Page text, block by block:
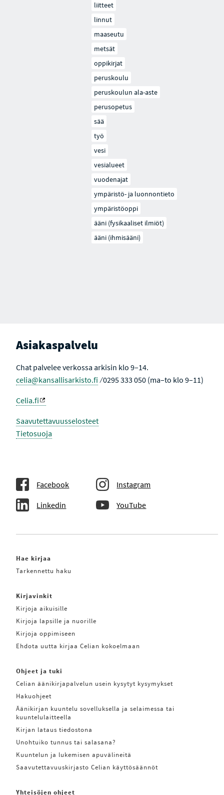
liitteet
linnut
maaseutu
metsät
oppikirjat
peruskoulu
peruskoulun ala-aste
perusopetus
sää
työ
vesi
vesialueet
vuodenajat
ympäristö- ja luonnontieto
ympäristöoppi
ääni (fysikaaliset ilmiöt)
ääni (ihmisääni)
Asiakaspalvelu
Chat palvelee verkossa arkisin klo 9–14.
celia@kansallisarkisto.fi ⁄ 0295 333 050 (ma–to klo 9–11)
Celia.fi
Saavutettavuusselosteet
Tietosuoja
Facebook Instagram
Linkedin YouTube
Hae kirjaa
Tarkennettu haku
Kirjavinkit
Kirjoja aikuisille
Kirjoja lapsille ja nuorille
Kirjoja oppimiseen
Ehdota uutta kirjaa Celian kokoelmaan
Ohjeet ja tuki
Celian äänikirjapalvelun usein kysytyt kysymykset
Hakuohjeet
Äänikirjan kuuntelu sovelluksella ja selaimessa tai
kuuntelulaitteella
Kirjan lataus tiedostona
Unohtuiko tunnus tai salasana?
Kuuntelun ja lukemisen apuvälineitä
Saavutettavuuskirjasto Celian käyttösäännöt
Yhteisöjen ohjeet